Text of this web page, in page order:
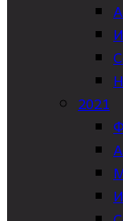
2021